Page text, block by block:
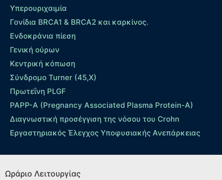
Yπερουριχαιμία
Γονίδια BRCA1 & BRCA2 και καρκίνος.
Ενδοκράνια πίεση
Γενική ούρων
Κεντρική κόπωση
Σύνδρομο Turner (45,X)
Πρωτεΐνη PLGF
PAPP-A (Pregnancy Associated Plasma Protein-A)
Διαγνωστική προσέγγιση της νόσου του Crohn
Εργαστηριακός Έλεγχος Υποφυσιακής Ανεπάρκειας
Ωράριο Λειτουργίας